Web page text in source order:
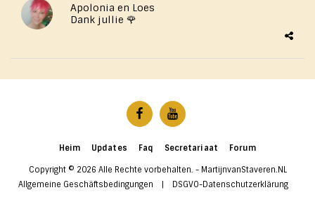
Apolonia en Loes
Dank jullie 🌹
Heim Updates Faq Secretariaat Forum
Copyright © 2026 Alle Rechte vorbehalten. - MartijnvanStaveren.NL
Allgemeine Geschäftsbedingungen
DSGVO-Datenschutzerklärung